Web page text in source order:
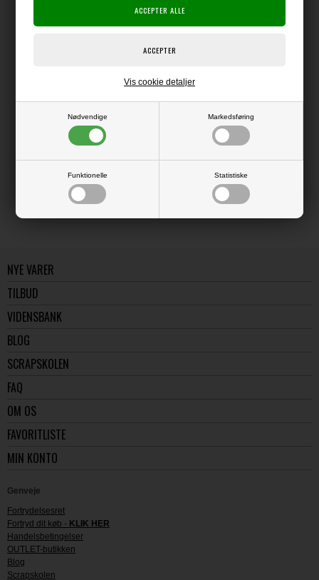
Nødvendige Markedsføring
Funktionelle Statistiske
Vis cookie detaljer
LÆS OG BLIV INSPIRERET
Læs flere artikler...
NYE VARER
TILBUD
VIDENSBANK
BLOG
SCRAPSKOLEN
FAQ
OM OS
FAVORITLISTE
MIN KONTO
Genveje
Fortrydelsesret
Fortryd dit køb - KLIK HER
Handelsbetingelser
OUTLET-butikken
Blog
Scrapskolen